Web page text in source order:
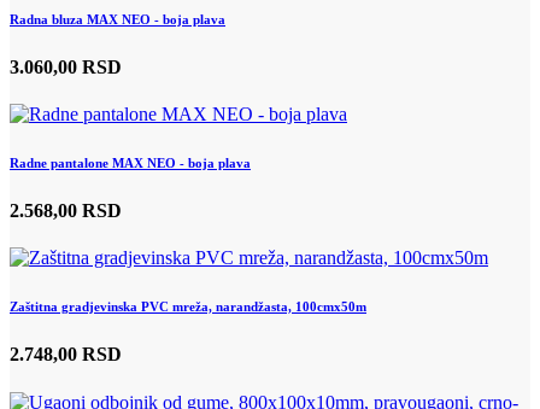
Radna bluza MAX NEO - boja plava
3.060,00 RSD
Radne pantalone MAX NEO - boja plava
2.568,00 RSD
Zaštitna gradjevinska PVC mreža, narandžasta, 100cmx50m
2.748,00 RSD